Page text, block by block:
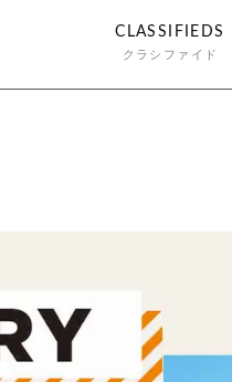
CLASSIFIEDS
クラシファイド